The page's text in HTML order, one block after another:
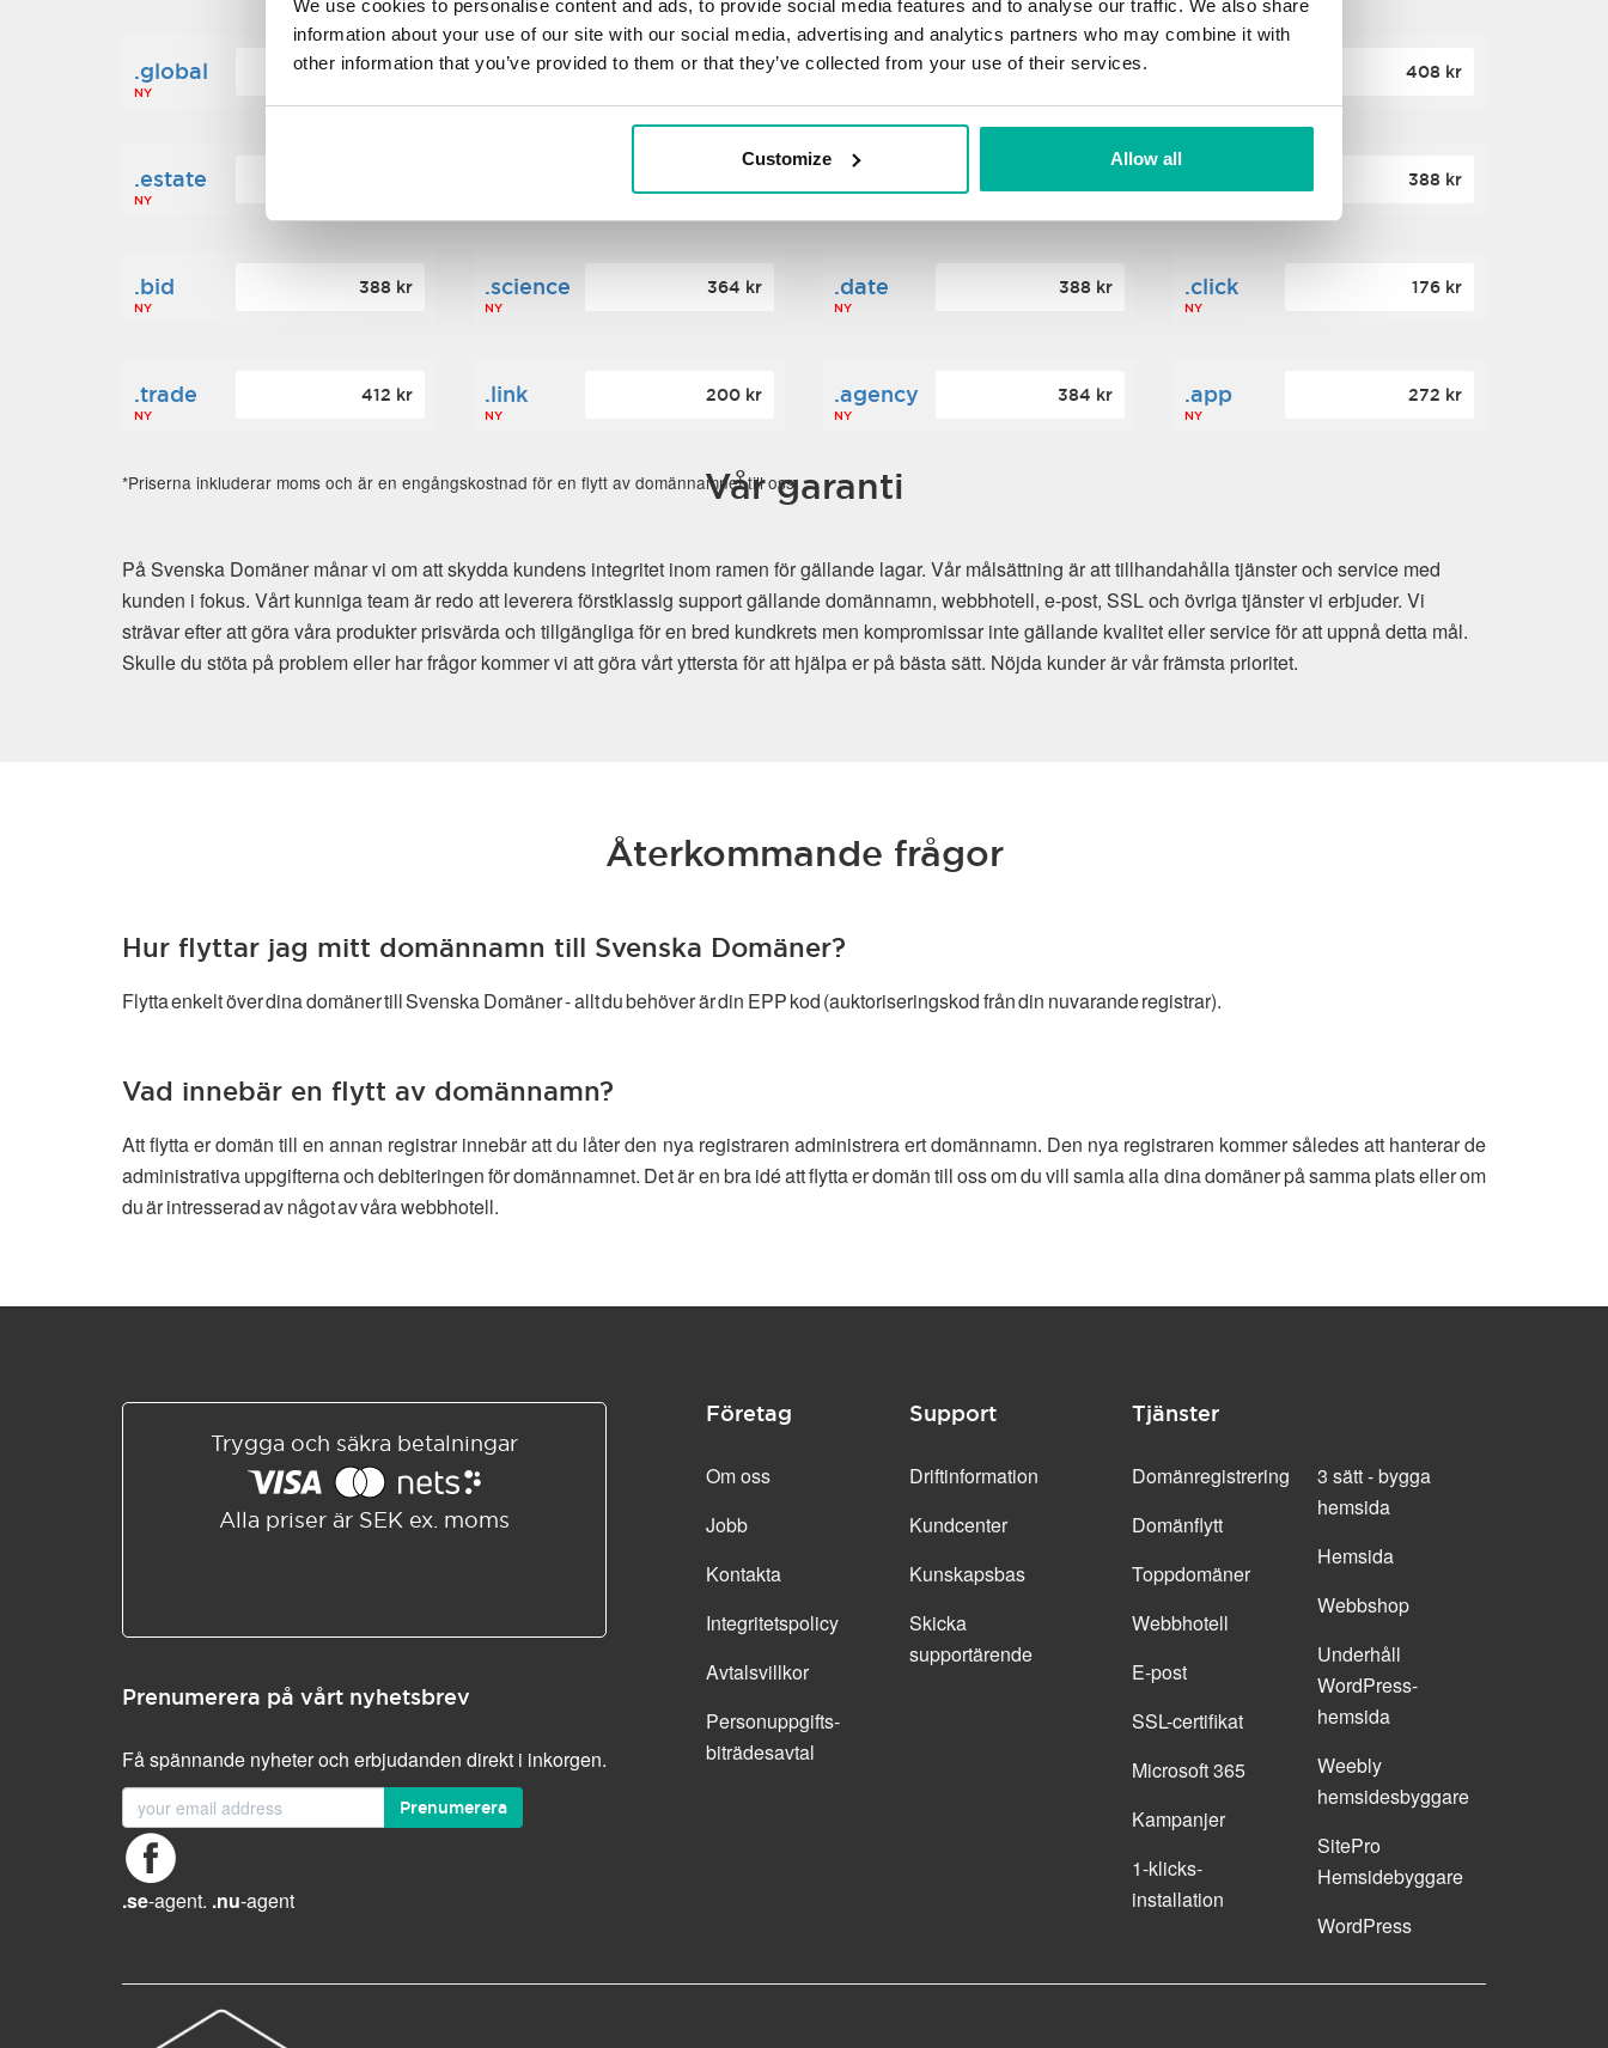
We use cookies to personalise content and ads, to provide social media features and to analyse our traffic. We also share
information about your use of our site with our social media, advertising and analytics partners who may combine it with
other information that you’ve provided to them or that they’ve collected from your use of their services.
Customize Allow all
.global
NY
1 248 kr .finance 776 kr .mobi 436 kr 408 kr
.estate
NY
388 kr
.bid
NY
388 kr .science
NY
364 kr .date
NY
388 kr .click
NY
176 kr
.trade
NY
412 kr .link
NY
200 kr .agency
NY
384 kr .app
NY
272 kr
*Priserna inkluderar moms och är en engångskostnad för en flytt av domännamnet till oss.Vår garanti
På Svenska Domäner månar vi om att skydda kundens integritet inom ramen för gällande lagar. Vår målsättning är att tillhandahålla tjänster och service med
kunden i fokus. Vårt kunniga team är redo att leverera förstklassig support gällande domännamn, webbhotell, e-post, SSL och övriga tjänster vi erbjuder. Vi
strävar efter att göra våra produkter prisvärda och tillgängliga för en bred kundkrets men kompromissar inte gällande kvalitet eller service för att uppnå detta mål.
Skulle du stöta på problem eller har frågor kommer vi att göra vårt yttersta för att hjälpa er på bästa sätt. Nöjda kunder är vår främsta prioritet.
Återkommande frågor
Hur flyttar jag mitt domännamn till Svenska Domäner?
Flytta enkelt över dina domäner till Svenska Domäner - allt du behöver är din EPP kod (auktoriseringskod från din nuvarande registrar).
Vad innebär en flytt av domännamn?
Att flytta er domän till en annan registrar innebär att du låter den nya registraren administrera ert domännamn. Den nya registraren kommer således att hanterar de
administrativa uppgifterna och debiteringen för domännamnet. Det är en bra idé att flytta er domän till oss om du vill samla alla dina domäner på samma plats eller om
du är intresserad av något av våra webbhotell.
Trygga och säkra betalningar
Alla priser är SEK ex. moms
Prenumerera på vårt nyhetsbrev
Få spännande nyheter och erbjudanden direkt i inkorgen.
Prenumerera
.se-agent. .nu-agent
Företag
Om oss
Jobb
Kontakta
Integritetspolicy
Avtalsvillkor
Personuppgifts­
biträdesavtal
Support
Driftinformation
Kundcenter
Kunskapsbas
Skicka
supportärende
Tjänster
Domänregistrering
Domänflytt
Toppdomäner
Webbhotell
E-post
SSL-certifikat
Microsoft 365
Kampanjer
1-klicks-
installation
3 sätt - bygga
hemsida
Hemsida
Webbshop
Underhåll
WordPress-
hemsida
Weebly
hemsidesbyggare
SitePro
Hemsidebyggare
WordPress